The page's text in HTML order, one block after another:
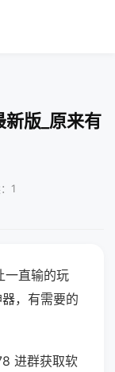
版_原来有
1
一直输的玩
，有需要的
进群获取软